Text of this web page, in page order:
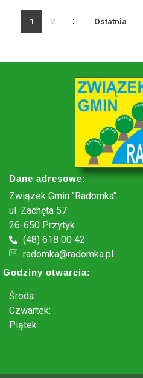
1 2 Ostatnia
Dane adresowe:
Związek Gmin "Radomka"
ul. Zachęta 57
26-650 Przytyk
(48) 618 00 42
radomka@radomka.pl
Godziny otwarcia:
Środa:
Czwartek:
Piątek: